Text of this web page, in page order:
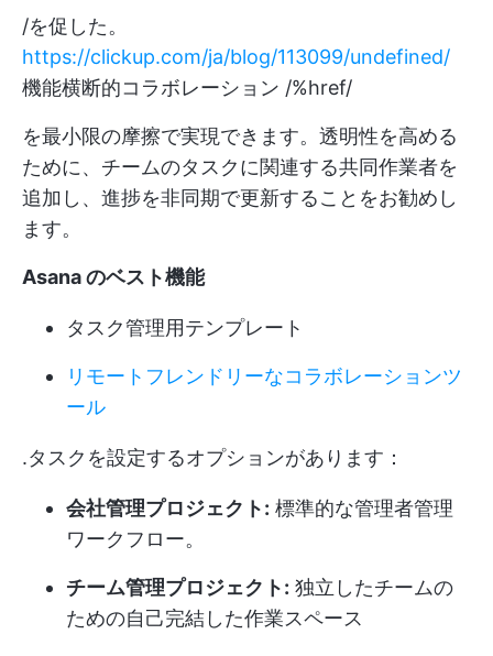
/を促した。
https://clickup.com/ja/blog/113099/undefined/
機能横断的コラボレーション /%href/
を最小限の摩擦で実現できます。透明性を高める
ために、チームのタスクに関連する共同作業者を
追加し、進捗を非同期で更新することをお勧めし
ます。
Asana のベスト機能
タスク管理用テンプレート
リモートフレンドリーなコラボレーションツ
ール
.タスクを設定するオプションがあります：
会社管理プロジェクト: 標準的な管理者管理
ワークフロー。
チーム管理プロジェクト: 独立したチームの
ための自己完結した作業スペース